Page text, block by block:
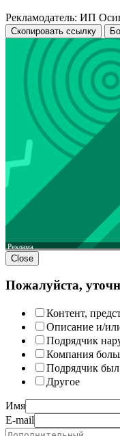
Рекламодатель: ИП
Скопировать ссылку
Реклама
Close
Пожалуйста,
Контент,
Описание и/
Подрядчик
Компания
Подрядчик
Другое
Имя
E-mail